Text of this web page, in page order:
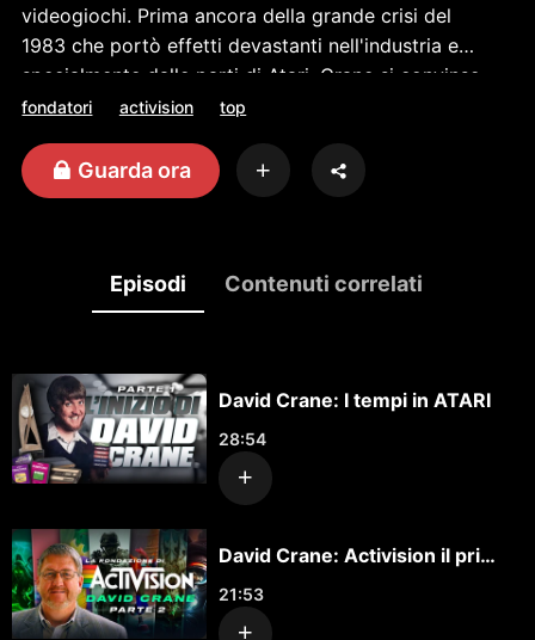
videogiochi. Prima ancora della grande crisi del
1983 che portò effetti devastanti nell'industria e
specialmente dalle parti di Atari, Crane si convinse
che un certo grado tangibile di qualità oggettiva
garantire un futuro dorato al settore. E allora cosa
fece? La risposta si nasconde all'interno di questa
fondatori activision top
Guarda ora
Episodi Contenuti correlati
David Crane: I tempi in ATARI
28:54
David Crane: Activision il primo
Publisher
21:53